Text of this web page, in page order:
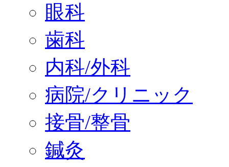
眼科
歯科
内科/外科
病院/クリニック
接骨/整骨
鍼灸